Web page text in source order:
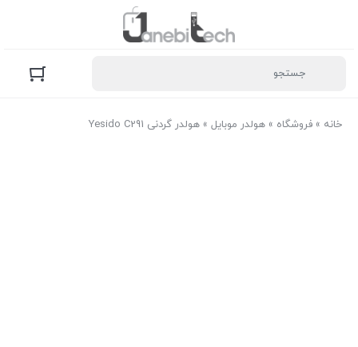
خانه » فروشگاه » هولدر موبایل » هولدر گردنی Yesido C291